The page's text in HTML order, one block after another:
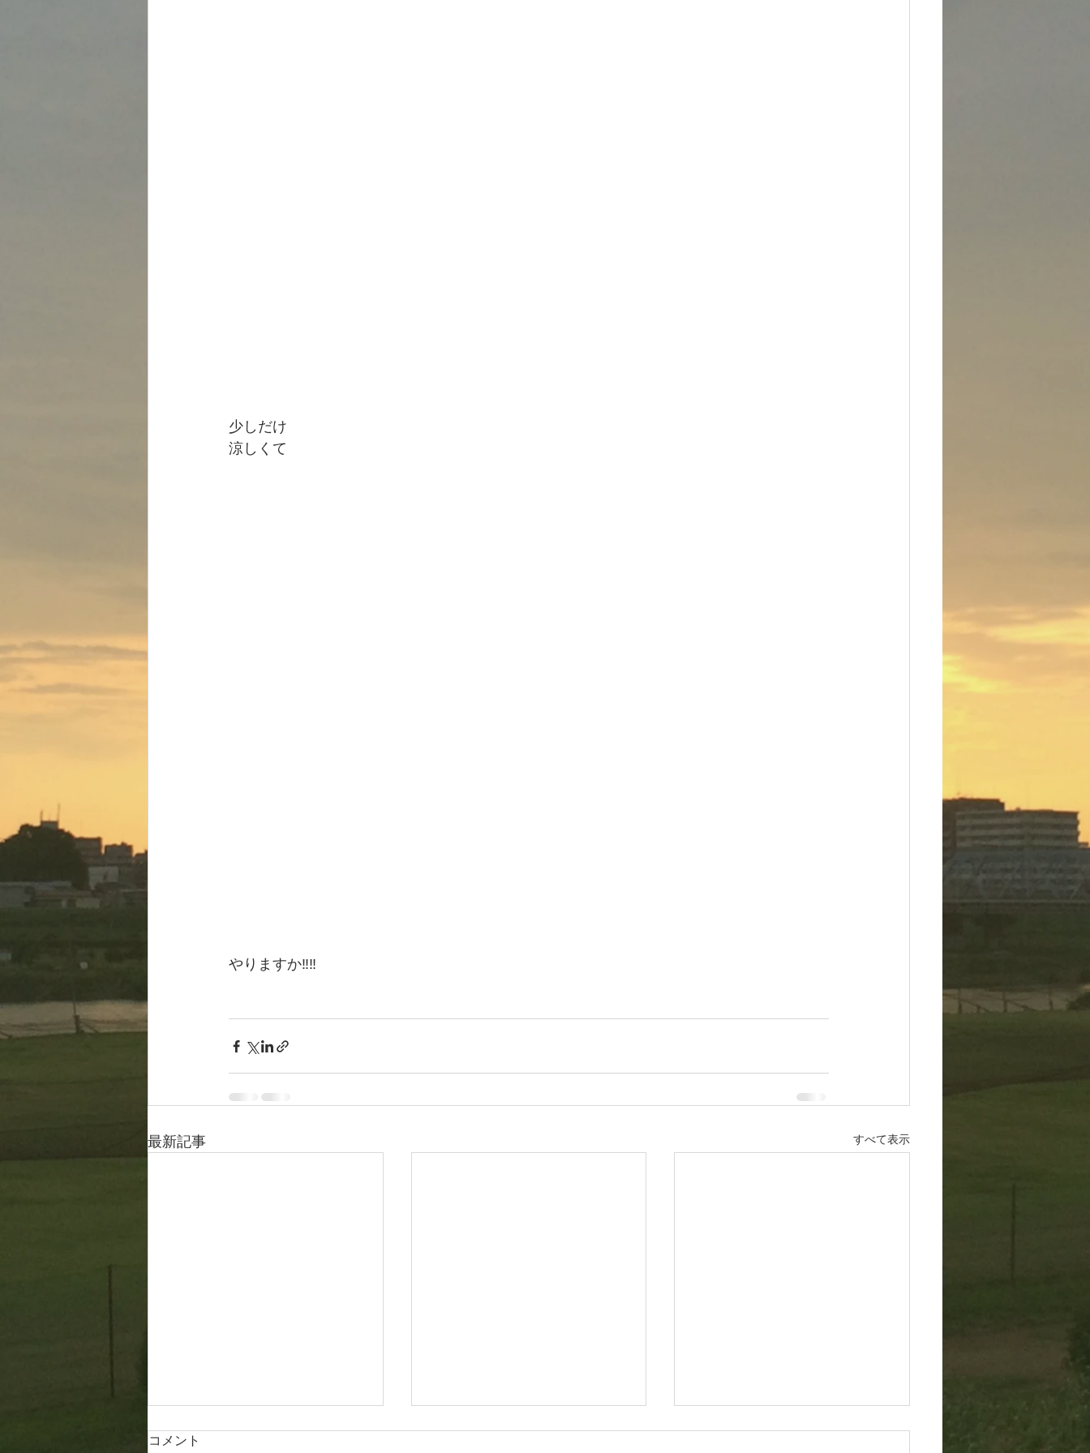
少しだけ
涼しくて
やりますか‼️‼️
最新記事 すべて表示
コメント